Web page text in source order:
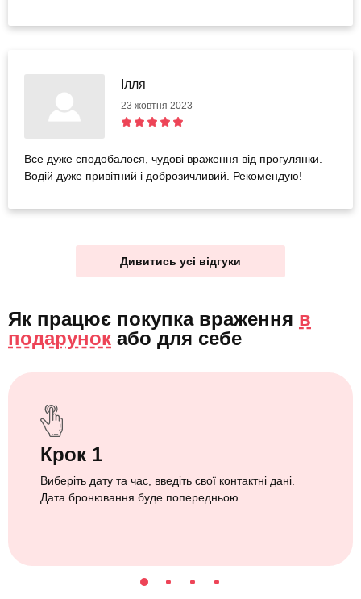
Ілля
23 жовтня 2023
Все дуже сподобалося, чудові враження від прогулянки.
Водій дуже привітний і доброзичливий. Рекомендую!
Дивитись усі відгуки
Як працює покупка враження в
подарунок або для себе
Крок 1
Виберіть дату та час, введіть свої контактні дані.
Дата бронювання буде попередньою.